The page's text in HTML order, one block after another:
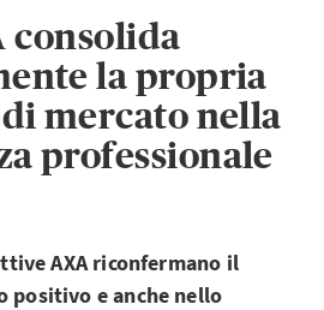
consolida
la propria
mercato nella
professionale
AXA riconfermano il
positivo e anche nello